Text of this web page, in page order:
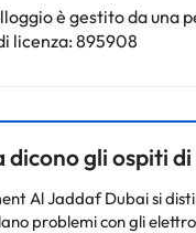
dettagliati
di ristorazione in
è gestito da una
licenza: 895908
dicono gli ospiti
Al Jaddaf Dubai si
problemi con gli